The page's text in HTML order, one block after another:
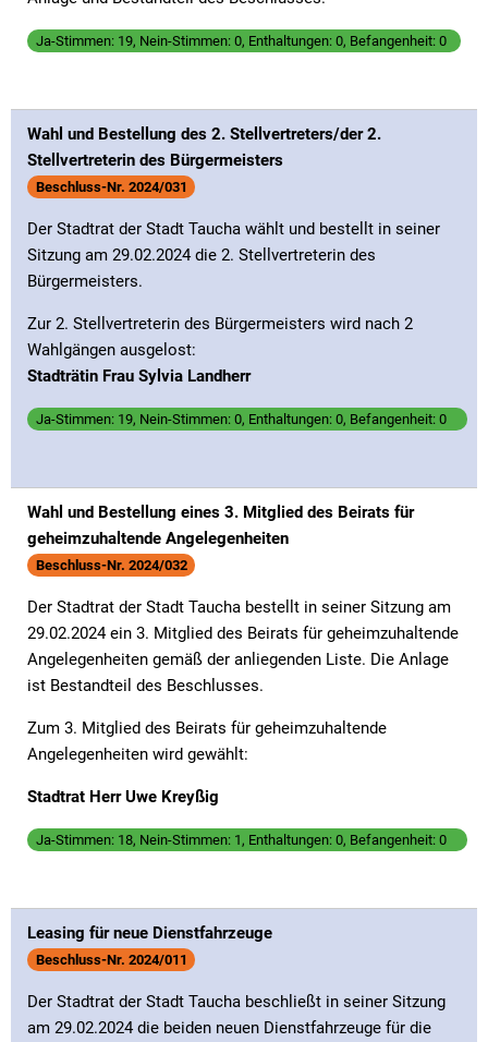
Ja-Stimmen: 19, Nein-Stimmen: 0, Enthaltungen: 0, Befangenheit: 0
Wahl und Bestellung des 2. Stellvertreters/der 2.
Stellvertreterin des Bürgermeisters
Beschluss-Nr. 2024/031
Der Stadtrat der Stadt Taucha wählt und bestellt in seiner
Sitzung am 29.02.2024 die 2. Stellvertreterin des
Bürgermeisters.
Zur 2. Stellvertreterin des Bürgermeisters wird nach 2
Wahlgängen ausgelost:
Stadträtin Frau Sylvia Landherr
Ja-Stimmen: 19, Nein-Stimmen: 0, Enthaltungen: 0, Befangenheit: 0
Wahl und Bestellung eines 3. Mitglied des Beirats für
geheimzuhaltende Angelegenheiten
Beschluss-Nr. 2024/032
Der Stadtrat der Stadt Taucha bestellt in seiner Sitzung am
29.02.2024 ein 3. Mitglied des Beirats für geheimzuhaltende
Angelegenheiten gemäß der anliegenden Liste. Die Anlage
ist Bestandteil des Beschlusses.
Zum 3. Mitglied des Beirats für geheimzuhaltende
Angelegenheiten wird gewählt:
Stadtrat Herr Uwe Kreyßig
Ja-Stimmen: 18, Nein-Stimmen: 1, Enthaltungen: 0, Befangenheit: 0
Leasing für neue Dienstfahrzeuge
Beschluss-Nr. 2024/011
Der Stadtrat der Stadt Taucha beschließt in seiner Sitzung
am 29.02.2024 die beiden neuen Dienstfahrzeuge für die